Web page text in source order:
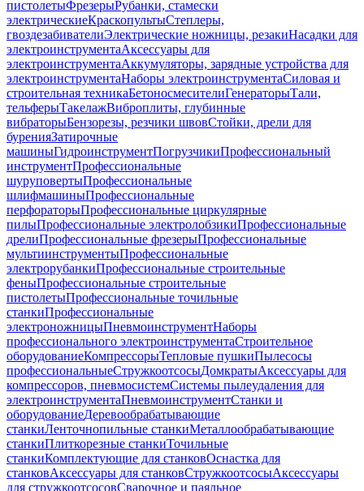
пистолетыФрезерыРубанки, стамески
электрическиеКраскопультыСтеплеры,
гвоздезабивателиЭлектрические ножницы, резакиНасадки для
электроинструментаАксессуары для
электроинструментаАккумуляторы, зарядные устройства для
электроинструментаНаборы электроинструментаСиловая и
строительная техникаБетоносмесителиГенераторыТали,
тельферыТакелажВиброплиты, глубинные
вибраторыБензорезы, резчики швовСтойки, дрели для
буренияЗатирочные
машиныГидроинструментПогрузчикиПрофессиональный
инструментПрофессиональные
шуруповертыПрофессиональные
шлифмашиныПрофессиональные
перфораторыПрофессиональные циркулярные
пилыПрофессиональные электролобзикиПрофессиональные
дрелиПрофессиональные фрезерыПрофессиональные
мультиинструментыПрофессиональные
электрорубанкиПрофессиональные строительные
феныПрофессиональные строительные
пистолетыПрофессиональные точильные
станкиПрофессиональные
электроножницыПневмоинструментНаборы
профессионального электроинструментаСтроительное
оборудованиеКомпрессорыТепловые пушкиПылесосы
профессиональныеСтружкоотсосыДомкратыАксессуары для
компрессоров, пневмосистемСистемы пылеудаления для
электроинструментаПневмоинструментСтанки и
оборудованиеДеревообрабатывающие
станкиЛенточнопильные станкиМеталлообрабатывающие
станкиПлиткорезные станкиТочильные
станкиКомплектующие для станковОснастка для
станковАксессуары для станковСтружкоотсосыАксессуары
для стружкоотсосовСварочное и паяльное